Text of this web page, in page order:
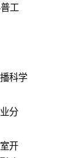
工
科学
分
开